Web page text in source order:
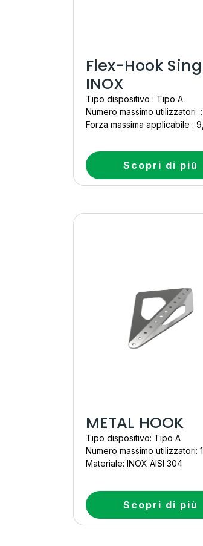
Flex-Hook
INOX
Tipo dispositivo : Tipo A
Numero massimo utilizzatori :
Forza massima applicabile :
Scopri di più
METAL HOOK
Tipo dispositivo: Tipo A
Numero massimo utilizzatori: 1
Materiale: INOX AISI 304
Scopri di più